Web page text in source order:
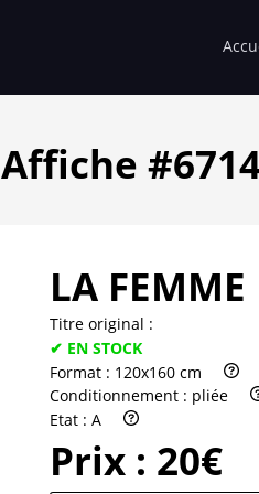
Affiche
LA
Titre original :
✔ EN STOCK
Format : 120x160 cm
Conditionnement : pliée
Etat : A
Prix : 20€